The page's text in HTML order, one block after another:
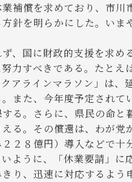
補償を求めており、市川
針を明らかにした。いま
国に財政的支援を求め
力すべきである。たとえ
アラインマラソン」は、
また、今年度予定されて
る。さらに、県民の命と
る。その償還は、わが党
２８億円）導入などで十
ように、「休業要請」に
り、迅速に対応するよう